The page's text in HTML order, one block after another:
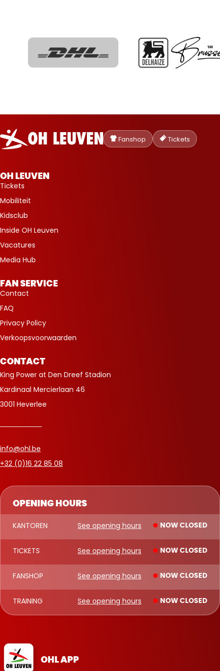
Oud-
Heverlee
Leuven
Fanshop Tickets
OPENING HOURS
KANTOREN See opening hours NOW CLOSED
TICKETS See opening hours NOW CLOSED
FANSHOP See opening hours NOW CLOSED
TRAINING See opening hours NOW CLOSED
OH LEUVEN
Tickets
Mobiliteit
Kidsclub
Inside OH Leuven
Vacatures
Media Hub
FAN SERVICE
Contact
FAQ
Privacy Policy
Verkoopsvoorwaarden
CONTACT
King Power at Den Dreef Stadion
Kardinaal Mercierlaan 46
3001 Heverlee
info@ohl.be
+32 (0)16 22 85 08
OHL APP